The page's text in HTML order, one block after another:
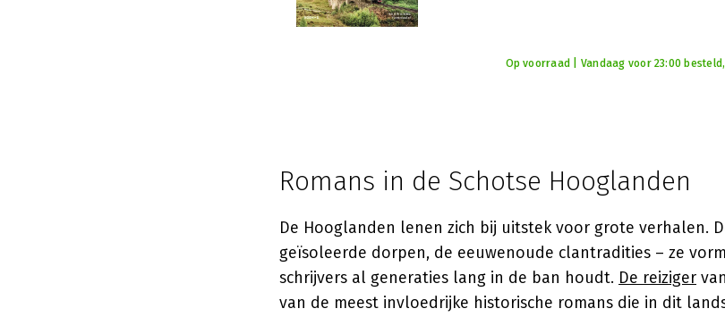
Op voorraad | Vandaag voor 23:00
Romans in de Schotse Hooglanden
De Hooglanden lenen zich bij uitstek voor grote verhalen.
geïsoleerde dorpen, de eeuwenoude clantradities – ze
schrijvers al generaties lang in de ban houdt. De reiziger
van de meest invloedrijke historische romans die in dit